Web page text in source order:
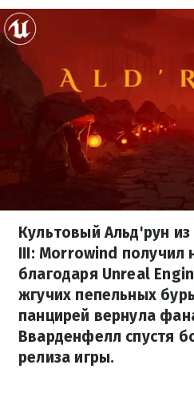
Культовый Альд'рун
III: Morrowind получил
благодаря Unreal
жгучих пепельных
панцирей вернула
Вварденфелл спустя
релиза игры.